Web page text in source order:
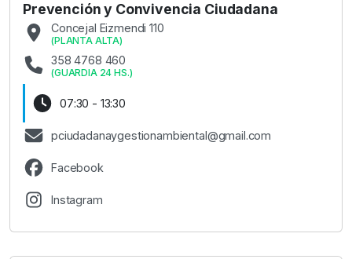
Prevención y Convivencia Ciudadana
Concejal Eizmendi 110
(PLANTA ALTA)
358 4768 460
(GUARDIA 24 HS.)
07:30 - 13:30
pciudadanaygestionambiental@gmail.com
Facebook
Instagram